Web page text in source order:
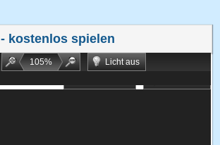
- kostenlos spielen
105%
Licht aus